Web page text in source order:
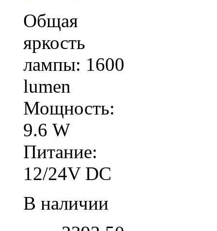
Общая
яркость
лампы: 1600
lumen
Мощность:
9.6 W
Питание:
12/24V DC
В наличии